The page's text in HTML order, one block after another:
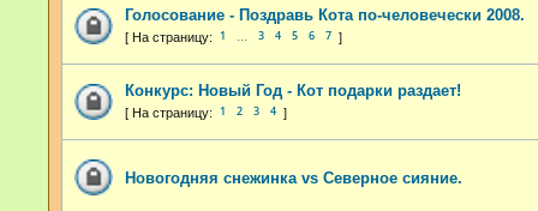
Голосование - Поздравь Кота по-человечески 2008.
1 3 4 5 6 7
Конкурс: Новый Год - Кот подарки раздает!
1 2 3 4
Новогодняя снежинка vs Северное сияние.